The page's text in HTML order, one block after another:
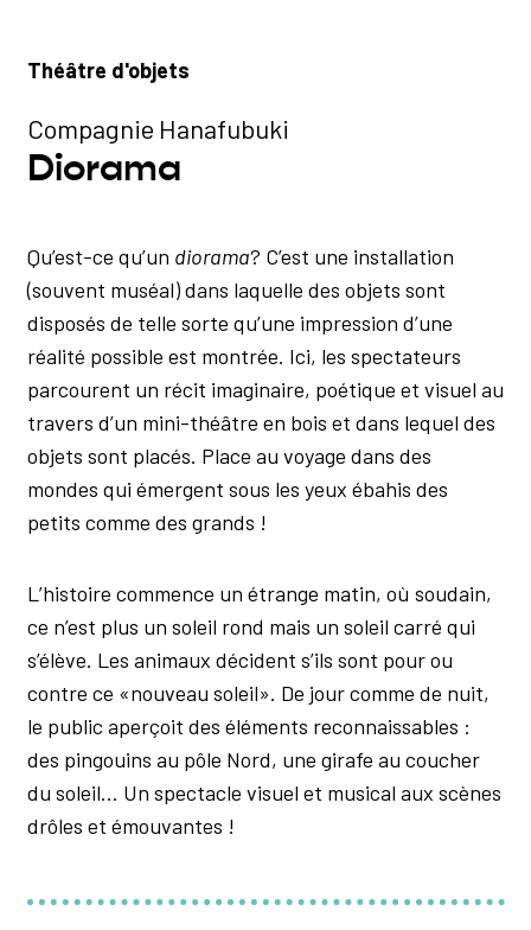
Théâtre d'objets
Compagnie Hanafubuki
Diorama
Qu’est-ce qu’un diorama? C’est une installation
(souvent muséal) dans laquelle des objets sont
disposés de telle sorte qu’une impression d’une
réalité possible est montrée. Ici, les spectateurs
parcourent un récit imaginaire, poétique et visuel au
travers d’un mini-théâtre en bois et dans lequel des
objets sont placés. Place au voyage dans des
mondes qui émergent sous les yeux ébahis des
petits comme des grands !
L’histoire commence un étrange matin, où soudain,
ce n’est plus un soleil rond mais un soleil carré qui
s’élève. Les animaux décident s’ils sont pour ou
contre ce «nouveau soleil». De jour comme de nuit,
le public aperçoit des éléments reconnaissables :
des pingouins au pôle Nord, une girafe au coucher
du soleil… Un spectacle visuel et musical aux scènes
drôles et émouvantes !